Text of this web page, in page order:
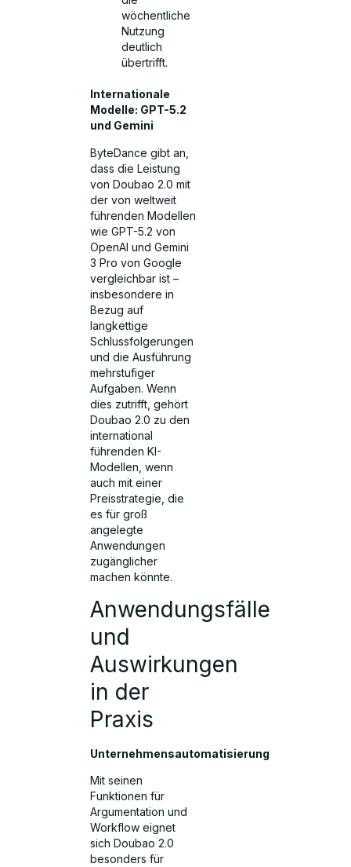
wöchentliche
Nutzung
deutlich
übertrifft.
Internationale
Modelle: GPT-5.2
und Gemini
ByteDance gibt an,
dass die Leistung
von Doubao 2.0 mit
der von weltweit
führenden Modellen
wie GPT-5.2 von
OpenAI und Gemini
3 Pro von Google
vergleichbar ist –
insbesondere in
Bezug auf
langkettige
Schlussfolgerungen
und die Ausführung
mehrstufiger
Aufgaben. Wenn
dies zutrifft, gehört
Doubao 2.0 zu den
international
führenden KI-
Modellen, wenn
auch mit einer
Preisstrategie, die
es für groß
angelegte
Anwendungen
zugänglicher
machen könnte.
Anwendungsfälle
und
Auswirkungen
in der
Praxis
Unternehmensautomatisierung
Mit seinen
Funktionen für
Argumentation und
Workflow eignet
sich Doubao 2.0
besonders für